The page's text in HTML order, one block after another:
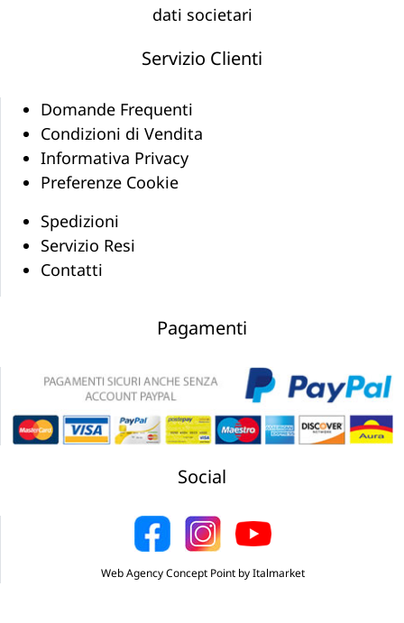
dati societari
Servizio Clienti
Domande Frequenti
Condizioni di Vendita
Informativa Privacy
Preferenze Cookie
Spedizioni
Servizio Resi
Contatti
Pagamenti
Social
Web Agency Concept Point by Italmarket